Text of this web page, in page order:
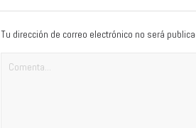
Tu dirección de correo electrónico no será